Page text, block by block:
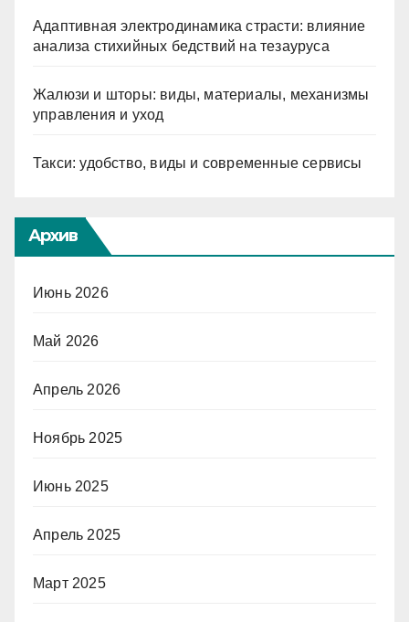
Адаптивная электродинамика страсти: влияние
анализа стихийных бедствий на тезауруса
Жалюзи и шторы: виды, материалы, механизмы
управления и уход
Такси: удобство, виды и современные сервисы
Архив
Июнь 2026
Май 2026
Апрель 2026
Ноябрь 2025
Июнь 2025
Апрель 2025
Март 2025